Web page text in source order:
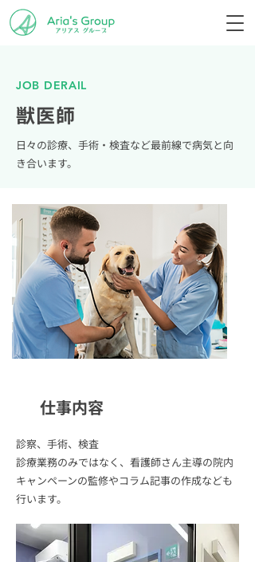
JOB DERAIL
獣医師
日々の診療、手術・検査など最前線で病気と向
き合います。
仕事内容
診察、手術、検査
診療業務のみではなく、看護師さん主導の院内
キャンペーンの監修やコラム記事の作成なども
行います。